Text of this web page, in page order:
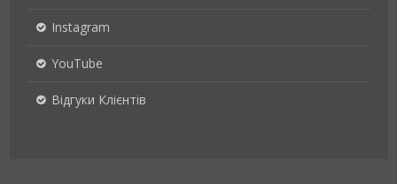
Instagram
YouTube
Відгуки Клієнтів